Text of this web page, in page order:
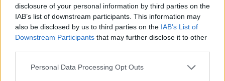
disclosure of your personal information by third parties on the
IAB’s list of downstream participants. This information may
also be disclosed by us to third parties on the IAB’s List of
Downstream Participants that may further disclose it to other
Personal Data Processing Opt Outs